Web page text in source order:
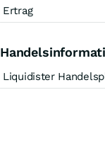
Ertrag
Liquidister